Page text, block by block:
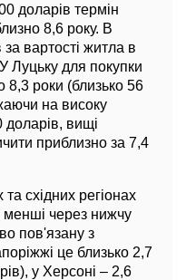
доларів термін
8,6 року. В
вартості житла в
Луцьку для покупки
8,3 роки (близько 56
на високу
доларів, вищі
приблизно за 7,4
східних регіонах
менші через нижчу
пов'язану з
це близько 2,7
у Херсоні – 2,6